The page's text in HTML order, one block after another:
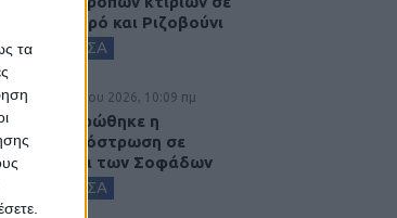
τα
Αγναντερό και Ριζοβούνι
ΚΑΡΔΙΤΣΑ
6 Αυγούστου 2026, 10:09 πμ
Ολοκληρώθηκε η
ασφαλτόστρωση σε
τμήματα των Σοφάδων
ΚΑΡΔΙΤΣΑ